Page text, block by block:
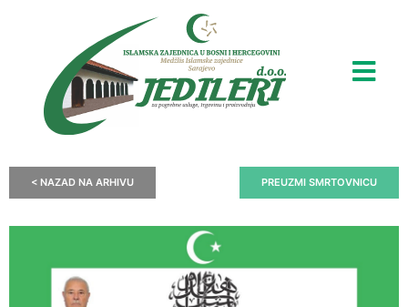
< NAZAD NA ARHIVU PREUZMI SMRTOVNICU